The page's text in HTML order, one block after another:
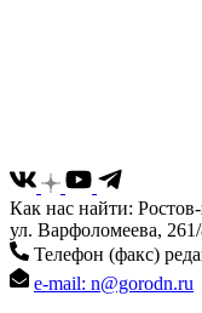
Как нас найти:
ул. Варфоломеева,
Телефон (факс)
e-mail: n@gorodn.ru